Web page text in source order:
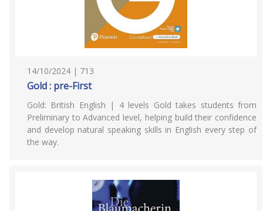
14/10/2024 | 713
Gold : pre-First
Gold: British English | 4 levels Gold takes students from
Preliminary to Advanced level, helping build their confidence
and develop natural speaking skills in English every step of
the way.